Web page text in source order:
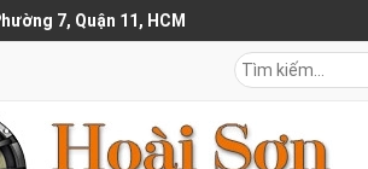
7, Quận 11, HCM